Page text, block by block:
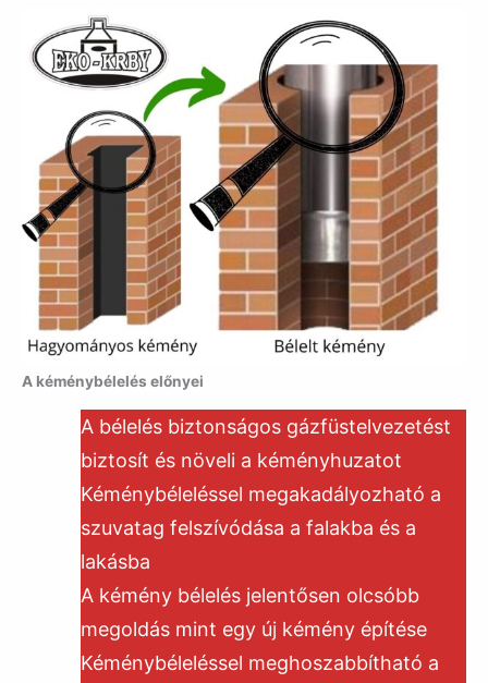
A kéménybélelés előnyei
A bélelés biztonságos gázfüstelvezetést
biztosít és növeli a kéményhuzatot
Kéménybéleléssel megakadályozható a
szuvatag felszívódása a falakba és a
lakásba
A kémény bélelés jelentősen olcsóbb
megoldás mint egy új kémény építése
Kéménybéleléssel meghoszabbítható a